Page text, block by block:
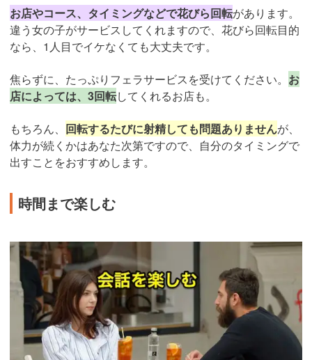
お店やコース、タイミングなどで花びら回転があります。
違う女の子がサービスしてくれますので、花びら回転目的
なら、1人目でイケなくても大丈夫です。
焦らずに、たっぷりフェラサービスを受けてください。 お
店によっては、3回転してくれるお店も。
もちろん、 回転するたびに射精しても問題ありませんが、
体力が続くかはあなた次第ですので、自分のタイミングで
出すことをおすすめします。
時間まで楽しむ